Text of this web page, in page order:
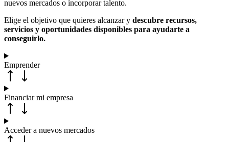
nuevos mercados o incorporar talento.
Elige el objetivo que quieres alcanzar y descubre recursos,
servicios y oportunidades disponibles para ayudarte a
conseguirlo.
Emprender
Financiar mi empresa
Acceder a nuevos mercados